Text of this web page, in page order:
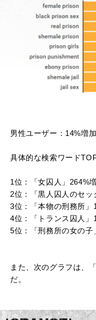
男性ユーザー：14%増
具体的な検索ワード
1位：「女囚人」264%
2位：「黒人囚人のセッ
3位：「本物の刑務所」
4位：「トランス囚人」
5位：「刑務所の女の子
また、次のグラフは、
だ。